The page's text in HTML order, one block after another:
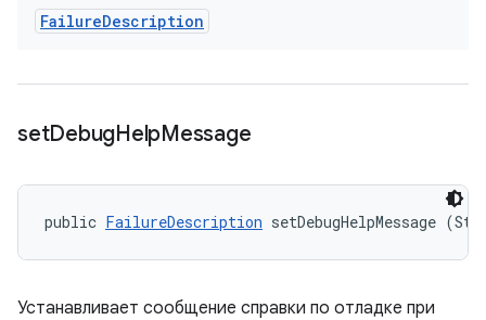
FailureDescription
setDebugHelpMessage
public FailureDescription setDebugHelpMessage
Устанавливает сообщение справки по отладке при